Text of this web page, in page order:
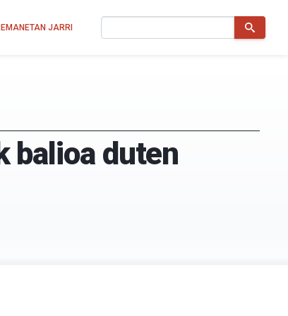
JARRI
balioa duten